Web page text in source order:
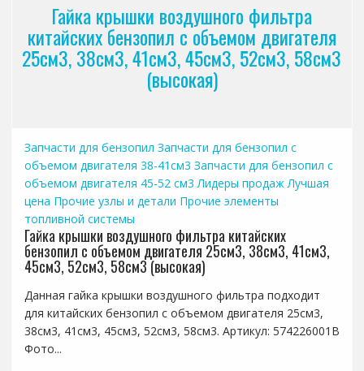
Гайка крышки воздушного фильтра
китайских бензопил с объемом двигателя
25см3, 38см3, 41см3, 45см3, 52см3, 58см3
(высокая)
Запчасти для бензопил Запчасти для бензопил с
объемом двигателя 38-41см3 Запчасти для бензопил с
объемом двигателя 45-52 см3 Лидеры продаж Лучшая
цена Прочие узлы и детали Прочие элементы
топливной системы
Гайка крышки воздушного фильтра китайских
бензопил с объемом двигателя 25см3, 38см3, 41см3,
45см3, 52см3, 58см3 (высокая)
Данная гайка крышки воздушного фильтра подходит
для китайских бензопил с объемом двигателя 25см3,
38см3, 41см3, 45см3, 52см3, 58см3. Артикул: 574226001B
Фото...